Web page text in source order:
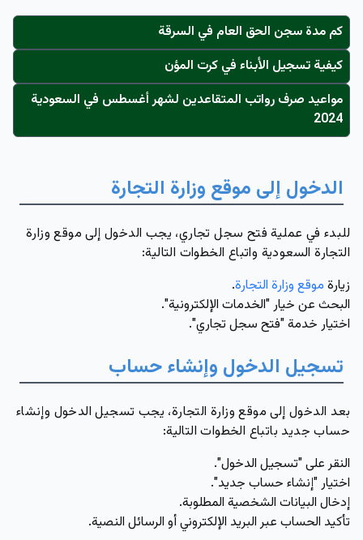
كم مدة سجن الحق العام في السرقة
كيفية تسجيل الأبناء في كرت المؤن
مواعيد صرف رواتب المتقاعدين لشهر أغسطس في السعودية
2024
الدخول إلى موقع وزارة التجارة
للبدء في عملية فتح سجل تجاري، يجب الدخول إلى موقع وزارة
التجارة السعودية واتباع الخطوات التالية:
زيارة موقع وزارة التجارة.
البحث عن خيار "الخدمات الإلكترونية".
اختيار خدمة "فتح سجل تجاري".
تسجيل الدخول وإنشاء حساب
بعد الدخول إلى موقع وزارة التجارة، يجب تسجيل الدخول وإنشاء
حساب جديد باتباع الخطوات التالية:
النقر على "تسجيل الدخول".
اختيار "إنشاء حساب جديد".
إدخال البيانات الشخصية المطلوبة.
تأكيد الحساب عبر البريد الإلكتروني أو الرسائل النصية.